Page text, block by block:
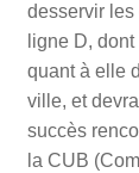
desservir
ligne D,
quant à elle
ville, et
succès
la CUB